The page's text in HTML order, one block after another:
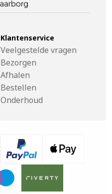
Klantenservice
Veelgestelde vragen
Bezorgen
Afhalen
Bestellen
Onderhoud